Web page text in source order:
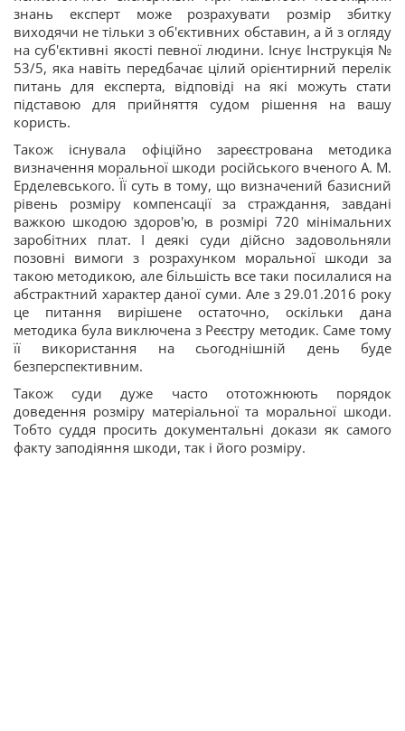
знань експерт може розрахувати розмір збитку
виходячи не тільки з об'єктивних обставин, а й з огляду
на суб'єктивні якості певної людини. Існує Інструкція №
53/5, яка навіть передбачає цілий орієнтирний перелік
питань для експерта, відповіді на які можуть стати
підставою для прийняття судом рішення на вашу
користь.
Також існувала офіційно зареєстрована методика
визначення моральної шкоди російського вченого А. М.
Ерделевського. Її суть в тому, що визначений базисний
рівень розміру компенсації за страждання, завдані
важкою шкодою здоров'ю, в розмірі 720 мінімальних
заробітних плат. І деякі суди дійсно задовольняли
позовні вимоги з розрахунком моральної шкоди за
такою методикою, але більшість все таки посилалися на
абстрактний характер даної суми. Але з 29.01.2016 року
це питання вирішене остаточно, оскільки дана
методика була виключена з Реєстру методик. Саме тому
її використання на сьогоднішній день буде
безперспективним.
Також суди дуже часто ототожнюють порядок
доведення розміру матеріальної та моральної шкоди.
Тобто суддя просить документальні докази як самого
факту заподіяння шкоди, так і його розміру.